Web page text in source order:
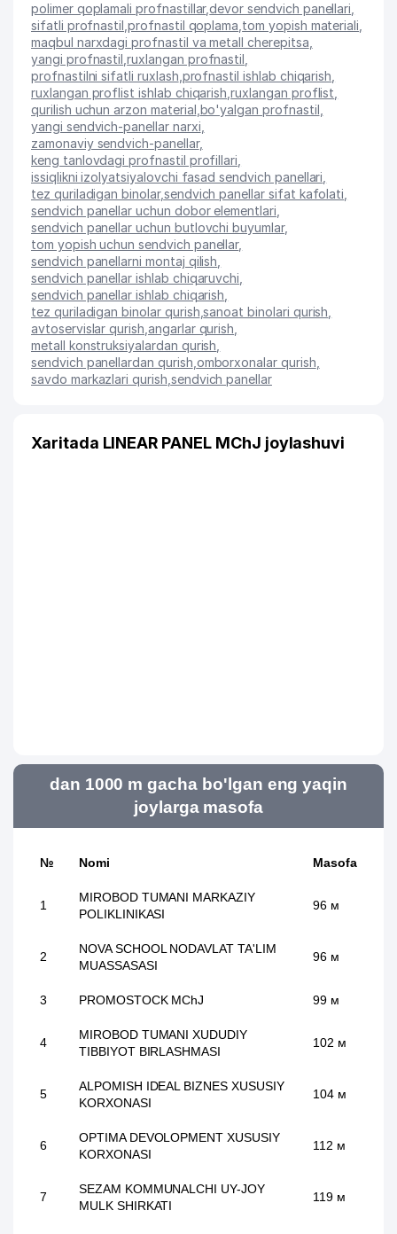
polimer qoplamali profnastillar,devor sendvich panellari
sifatli profnastil ,profnastil qoplama tom yopish materiali
maqbul narxdagi profnastil va metall cherepitsa
yangi profnastil ,ruxlangan profnastil
profnastilni sifatli ruxlash profnastil ishlab chiqarish
ruxlangan proflist ishlab chiqarish ,ruxlangan proflist
qurilish uchun arzon material bo'yalgan profnastil
yangi sendvich-panellar narxi
zamonaviy sendvich-panellar,
keng tanlovdagi profnastil profillari
issiqlikni izolyatsiyalovchi fasad sendvich panellari
tez quriladigan binolar,sendvich panellar sifat kafolati
sendvich panellar uchun dobor elementlari
sendvich panellar uchun butlovchi buyumlar,
tom yopish uchun sendvich panellar,
sendvich panellarni montaj qilish
sendvich panellar ishlab chiqaruvchi
sendvich panellar ishlab chiqarish
tez quriladigan binolar qurish ,sanoat binolari qurish
avtoservislar qurish angarlar qurish
metall konstruksiyalardan qurish
sendvich panellardan qurish omborxonalar qurish
savdo markazlari qurish sendvich panellar
Xaritada LINEAR PANEL MChJ joylashuvi
dan 1000 m gacha bo'lgan eng yaqin
joylarga masofa
№ Nomi Masofa
1
MIROBOD TUMANI MARKAZIY
POLIKLINIKASI
96 м
2
NOVA SCHOOL NODAVLAT TA'LIM
MUASSASASI
96 м
3 PROMOSTOCK MChJ 99 м
4
MIROBOD TUMANI XUDUDIY
TIBBIYOT BIRLASHMASI
102 м
5
ALPOMISH IDEAL BIZNES XUSUSIY
KORXONASI
104 м
6
OPTIMA DEVOLOPMENT XUSUSIY
KORXONASI
112 м
7
SEZAM KOMMUNALCHI UY-JOY
MULK SHIRKATI
119 м